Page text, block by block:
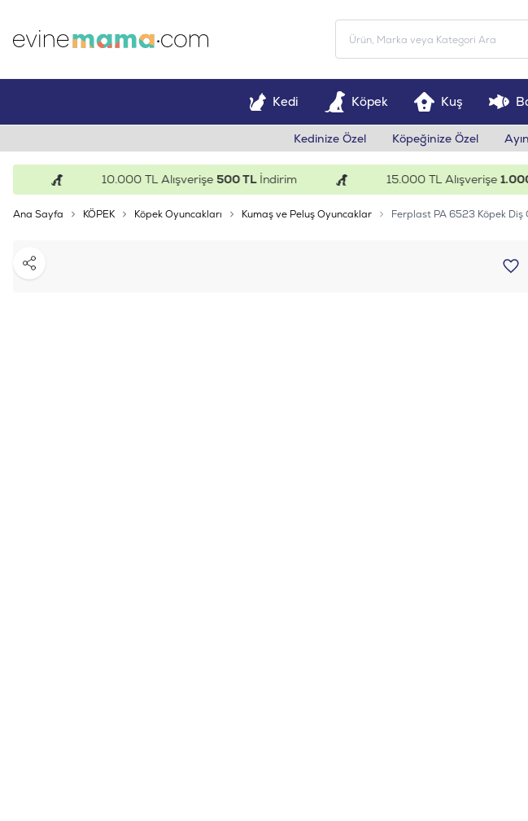
Kedi Köpek Kuş
Kedinize Özel Köpeğinize Özel
10.000 TL Alışverişe500 TLİndirim 15.000 TL Alışverişe1.000 TL
Ana Sayfa KÖPEK Köpek Oyuncakları Kumaş ve Peluş Oyuncaklar Ferplast PA 6523 Köpek Diş
Paylaş